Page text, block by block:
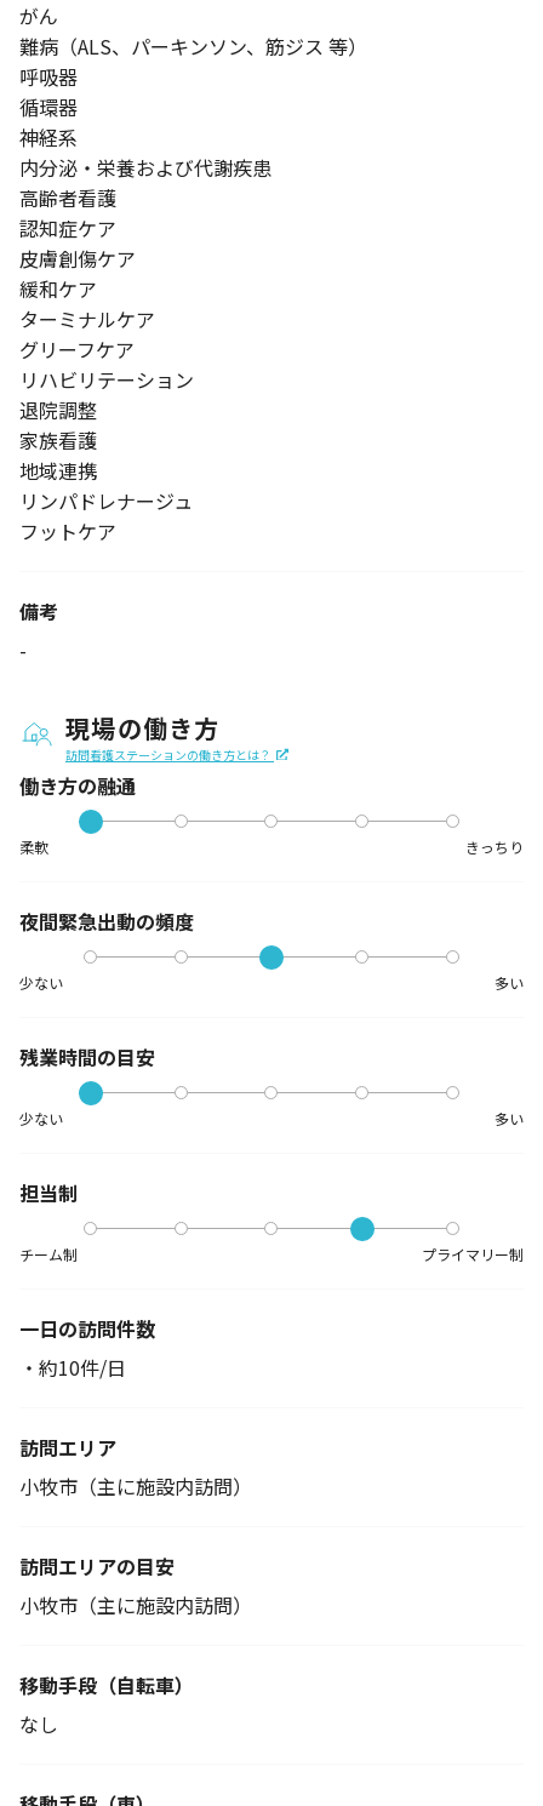
がん
難病（ALS、パーキンソン、筋ジス 等）
呼吸器
循環器
神経系
内分泌・栄養および代謝疾患
高齢者看護
認知症ケア
皮膚創傷ケア
緩和ケア
ターミナルケア
グリーフケア
リハビリテーション
退院調整
家族看護
地域連携
リンパドレナージュ
フットケア
備考
-
現場の働き方
訪問看護ステーションの働き方とは？
働き方の融通
柔軟 きっちり
夜間緊急出動の頻度
少ない 多い
残業時間の目安
少ない 多い
担当制
チーム制 プライマリー制
一日の訪問件数
・約10件/日
訪問エリア
小牧市（主に施設内訪問）
訪問エリアの目安
小牧市（主に施設内訪問）
移動手段 （自転車）
なし